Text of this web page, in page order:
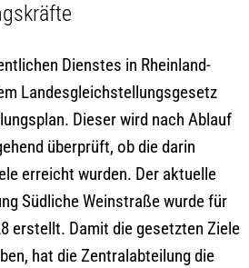
Dienstes in Rheinland-
Landesgleichstellungsgesetz
Dieser wird nach Ablauf
überprüft, ob die darin
erreicht wurden. Der aktuelle
Südliche Weinstraße wurde für
erstellt. Damit die gesetzten Ziele
hat die Zentralabteilung die